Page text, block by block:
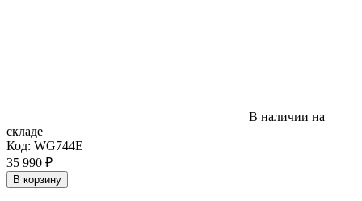
В наличии на
складе
Код: WG744E
35 990 ₽
В корзину